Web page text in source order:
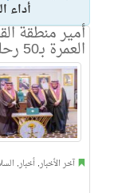
أداء العمرة
أمير منطقة
العمرة بـ50 رحلة خلال شهر رمضان
آخر الأخبار, أخبار,